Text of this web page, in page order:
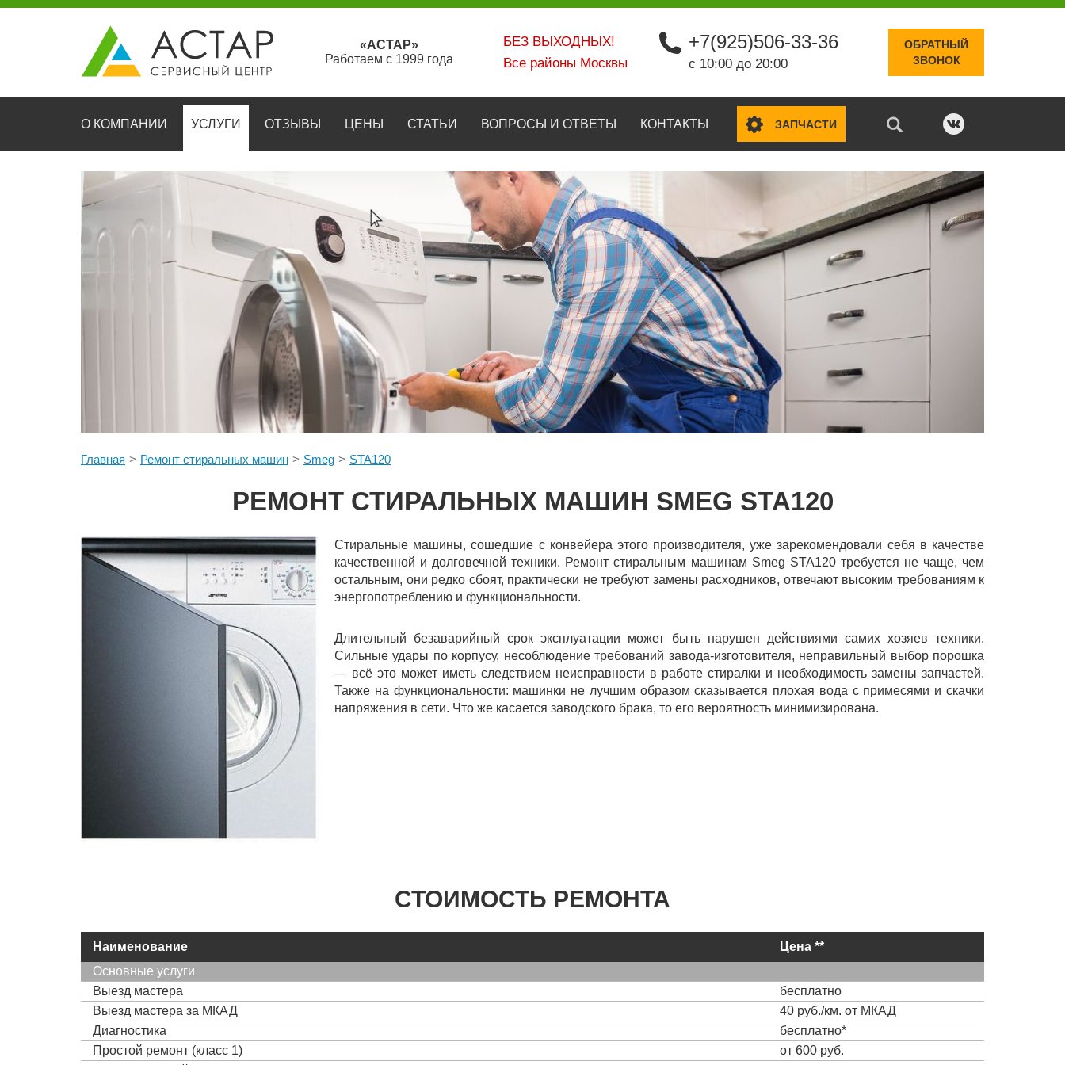
«АСТАР»
Работаем с 1999 года
БЕЗ ВЫХОДНЫХ!
Все районы Москвы
+7(925)506-33-36
с 10:00 до 20:00
ОБРАТНЫЙ
ЗВОНОК
О КОМПАНИИ УСЛУГИ ОТЗЫВЫ ЦЕНЫ СТАТЬИ ВОПРОСЫ И ОТВЕТЫ КОНТАКТЫ ЗАПЧАСТИ
Главная Ремонт стиральных машин Smeg STA120
РЕМОНТ СТИРАЛЬНЫХ МАШИН SMEG STA120
Стиральные машины, сошедшие с конвейера этого производителя, уже зарекомендовали себя в качестве
качественной и долговечной техники. Ремонт стиральным машинам Smeg STA120 требуется не чаще, чем
остальным, они редко сбоят, практически не требуют замены расходников, отвечают высоким требованиям к
энергопотреблению и функциональности.
Длительный безаварийный срок эксплуатации может быть нарушен действиями самих хозяев техники.
Сильные удары по корпусу, несоблюдение требований завода-изготовителя, неправильный выбор порошка
— всё это может иметь следствием неисправности в работе стиралки и необходимость замены запчастей.
Также на функциональности: машинки не лучшим образом сказывается плохая вода с примесями и скачки
напряжения в сети. Что же касается заводского брака, то его вероятность минимизирована.
СТОИМОСТЬ РЕМОНТА
Наименование
Цена **
Основные услуги
Выезд мастера
бесплатно
Выезд мастера за МКАД
40 руб./км. от МКАД
Диагностика
бесплатно*
Простой ремонт (класс 1)
от 600 руб.